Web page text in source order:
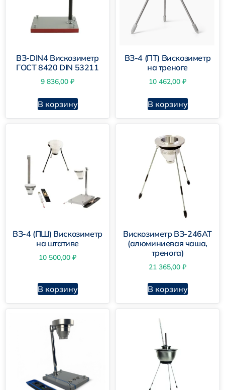
ВЗ-DIN4 Вискозиметр
ГОСТ 8420 DIN 53211
9 836,00 ₽
В корзину
ВЗ-4 (ПТ) Вискозиметр
на треноге
10 462,00 ₽
В корзину
ВЗ-4 (ПШ) Вискозиметр
на штативе
10 500,00 ₽
В корзину
Вискозиметр ВЗ-246АТ
(алюминиевая чаша,
тренога)
21 365,00 ₽
В корзину